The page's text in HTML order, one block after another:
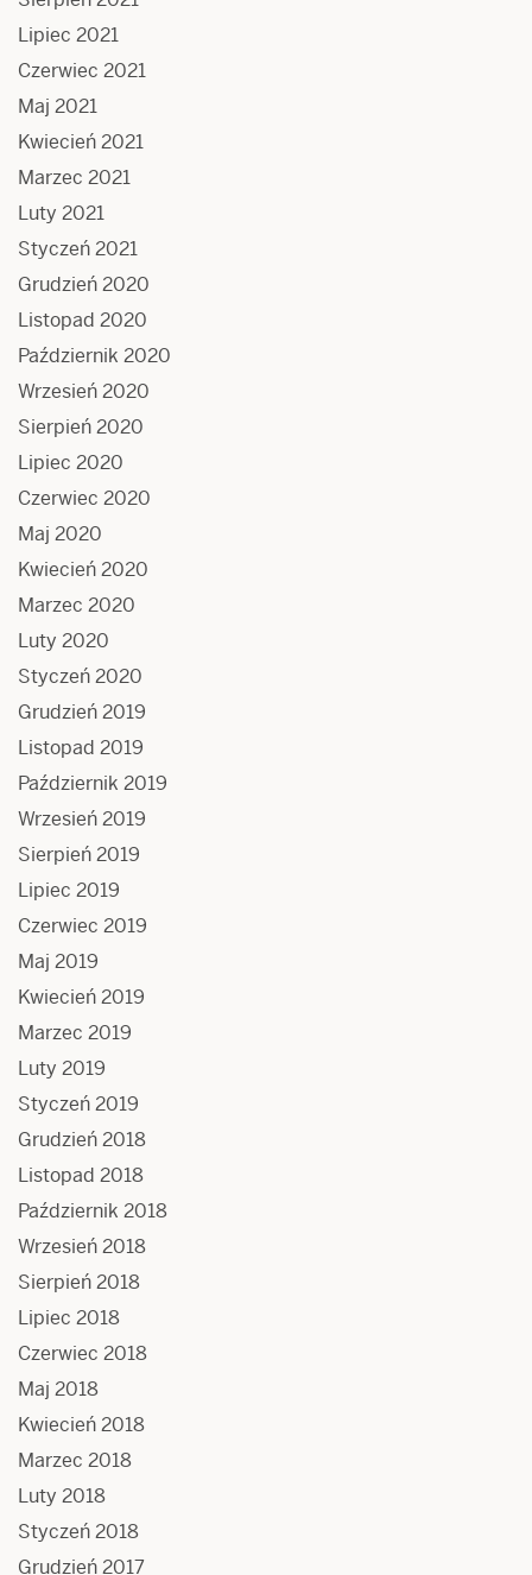
Lipiec 2021
Czerwiec 2021
Maj 2021
Kwiecień 2021
Marzec 2021
Luty 2021
Styczeń 2021
Grudzień 2020
Listopad 2020
Październik 2020
Wrzesień 2020
Sierpień 2020
Lipiec 2020
Czerwiec 2020
Maj 2020
Kwiecień 2020
Marzec 2020
Luty 2020
Styczeń 2020
Grudzień 2019
Listopad 2019
Październik 2019
Wrzesień 2019
Sierpień 2019
Lipiec 2019
Czerwiec 2019
Maj 2019
Kwiecień 2019
Marzec 2019
Luty 2019
Styczeń 2019
Grudzień 2018
Listopad 2018
Październik 2018
Wrzesień 2018
Sierpień 2018
Lipiec 2018
Czerwiec 2018
Maj 2018
Kwiecień 2018
Marzec 2018
Luty 2018
Styczeń 2018
Grudzień 2017